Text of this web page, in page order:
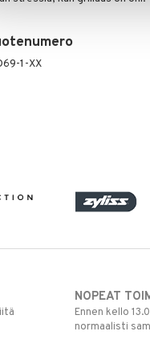
1-XX
NOPEAT
Ennen kello
normaalisti